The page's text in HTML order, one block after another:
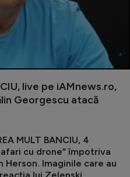
live pe iAMnews.ro,
Georgescu atacă
MULT BANCIU, 4
cu drone” împotriva
Herson. Imaginile care au